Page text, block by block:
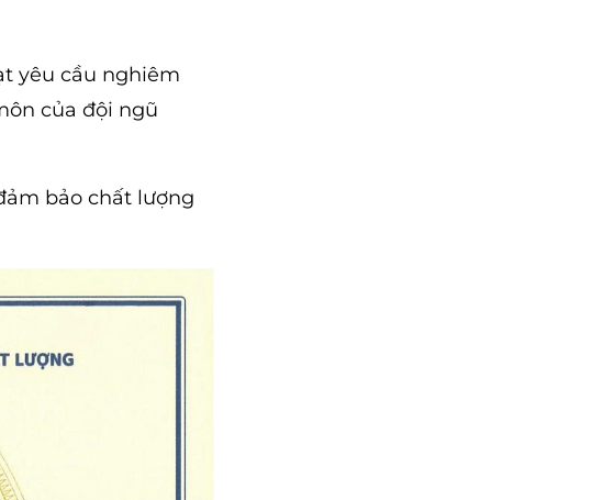
yêu cầu nghiêm
của đội ngũ
bảo chất lượng